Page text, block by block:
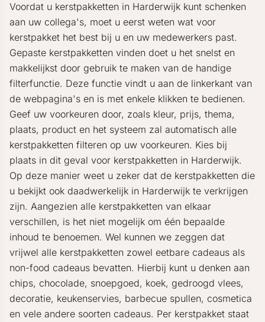
Voordat u kerstpakketten in Harderwijk kunt schenken
aan uw collega's, moet u eerst weten wat voor
kerstpakket het best bij u en uw medewerkers past.
Gepaste kerstpakketten vinden doet u het snelst en
makkelijkst door gebruik te maken van de handige
filterfunctie. Deze functie vindt u aan de linkerkant van
de webpagina's en is met enkele klikken te bedienen.
Geef uw voorkeuren door, zoals kleur, prijs, thema,
plaats, product en het systeem zal automatisch alle
kerstpakketten filteren op uw voorkeuren. Kies bij
plaats in dit geval voor kerstpakketten in Harderwijk.
Op deze manier weet u zeker dat de kerstpakketten die
u bekijkt ook daadwerkelijk in Harderwijk te verkrijgen
zijn. Aangezien alle kerstpakketten van elkaar
verschillen, is het niet mogelijk om één bepaalde
inhoud te benoemen. Wel kunnen we zeggen dat
vrijwel alle kerstpakketten zowel eetbare cadeaus als
non-food cadeaus bevatten. Hierbij kunt u denken aan
chips, chocolade, snoepgoed, koek, gedroogd vlees,
decoratie, keukenservies, barbecue spullen, cosmetica
en vele andere soorten cadeaus. Per kerstpakket staat